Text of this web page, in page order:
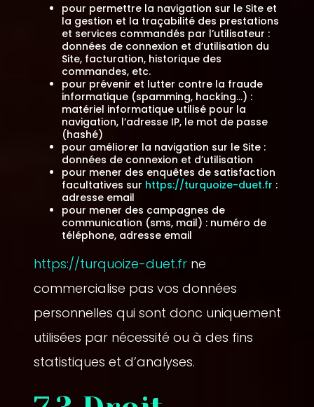
pour permettre la navigation sur le Site et
la gestion et la traçabilité des prestations
et services commandés par l’utilisateur :
données de connexion et d’utilisation du
Site, facturation, historique des
commandes, etc.
pour prévenir et lutter contre la fraude
informatique (spamming, hacking…) :
matériel informatique utilisé pour la
navigation, l’adresse IP, le mot de passe
(hashé)
pour améliorer la navigation sur le Site :
données de connexion et d’utilisation
pour mener des enquêtes de satisfaction
facultatives sur https://turquoize-duet.fr :
adresse email
pour mener des campagnes de
communication (sms, mail) : numéro de
téléphone, adresse email
https://turquoize-duet.frne
commercialise pas vos données
personnelles qui sont donc uniquement
utilisées par nécessité ou à des fins
statistiques et d’analyses.